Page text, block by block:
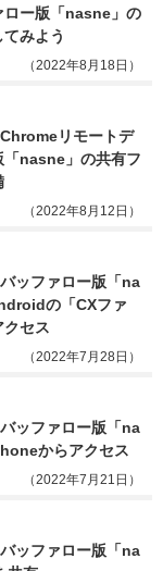
ロー版「nasne」の
みよう
（2022年8月18日）
リモートデ
「nasne」の共有フ
（2022年8月12日）
ッファロー版「na
の「CXファ
クセス
（2022年7月28日）
ッファロー版「na
からアクセス
（2022年7月21日）
ッファロー版「na